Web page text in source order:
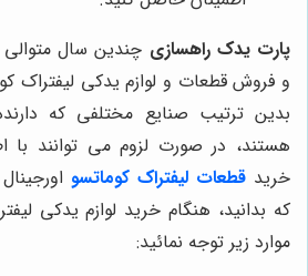
پارت یدک راهسازی چندین سال
و فروش قطعات و لوازم یدکی لیفتراک
بدین ترتیب صنایع مختلفی که
هستند، در صورت لزوم می توانند با
خریدقطعات لیفتراک کوماتسو
که بدانید، هنگام خرید لوازم یدکی
موارد زیر توجه نمائید: